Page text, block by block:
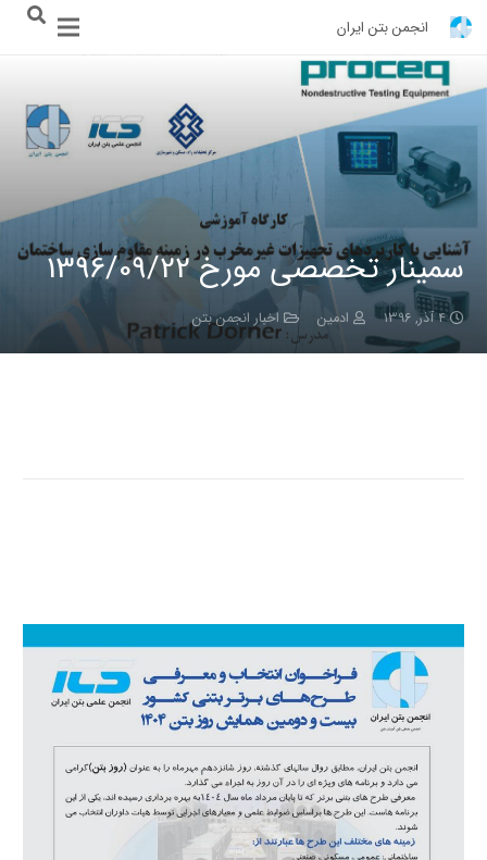
انجمن بتن ایران
سمینار تخصصی مورخ 1396/09/22
۴ آذر, ۱۳۹۶ ادمین اخبار انجمن بتن